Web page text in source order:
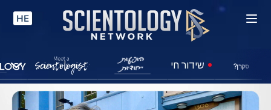
HE
סקרן? שידור חי